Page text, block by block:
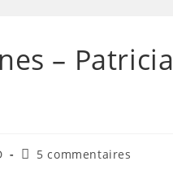
– Patricia
5 commentaires